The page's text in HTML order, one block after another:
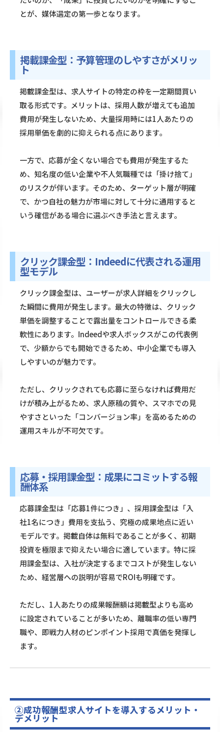
とが、媒体選定の第一歩となります。
掲載課金型：予算管理のしやすさがメリッ
ト
掲載課金型は、求人サイトの特定の枠を一定期間買い
取る形式です。メリットは、採用人数が増えても追加
費用が発生しないため、大量採用時には1人あたりの
採用単価を劇的に抑えられる点にあります。
一方で、応募が全くない場合でも費用が発生するた
め、知名度の低い企業や不人気職種では「掛け捨て」
のリスクが伴います。そのため、ターゲット層が明確
で、かつ自社の魅力が市場に対して十分に通用すると
いう確信がある場合に選ぶべき手法と言えます。
クリック課金型：Indeedに代表される運用
型モデル
クリック課金型は、ユーザーが求人詳細をクリックし
た瞬間に費用が発生します。最大の特徴は、クリック
単価を調整することで露出量をコントロールできる柔
軟性にあります。Indeedや求人ボックスがこの代表例
で、少額からでも開始できるため、中小企業でも導入
しやすいのが魅力です。
ただし、クリックされても応募に至らなければ費用だ
けが積み上がるため、求人原稿の質や、スマホでの見
やすさといった「コンバージョン率」を高めるための
運用スキルが不可欠です。
応募・採用課金型：成果にコミットする報
酬体系
応募課金型は「応募1件につき」、採用課金型は「入
社1名につき」費用を支払う、究極の成果地点に近い
モデルです。掲載自体は無料であることが多く、初期
投資を極限まで抑えたい場合に適しています。特に採
用課金型は、入社が決定するまでコストが発生しない
ため、経営層への説明が容易でROIも明確です。
ただし、1人あたりの成果報酬額は掲載型よりも高め
に設定されていることが多いため、離職率の低い専門
職や、即戦力人材のピンポイント採用で真価を発揮し
ます。
②成功報酬型求人サイトを導入するメリット・
デメリット